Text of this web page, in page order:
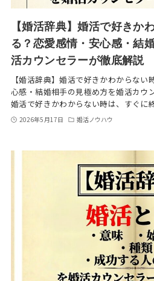
【婚活辞典】婚活で好きか
る？恋愛感情・安心感・結
活カウンセラーが徹底解説
【婚活辞典】婚活で好きかわからな
心感・結婚相手の見極め方を婚活カウ
婚活で好きかわからない時は、すぐに
2026年5月17日 婚活ノウハウ